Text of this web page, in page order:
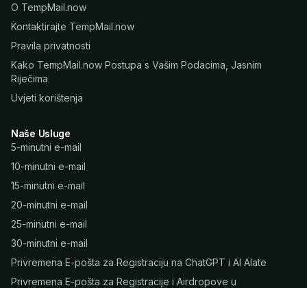
O TempMail.now
Kontaktirajte TempMail.now
Pravila privatnosti
Kako TempMail.now Postupa s Vašim Podacima, Jasnim
Riječima
Uvjeti korištenja
Naše Usluge
5-minutni e-mail
10-minutni e-mail
15-minutni e-mail
20-minutni e-mail
25-minutni e-mail
30-minutni e-mail
Privremena E-pošta za Registraciju na ChatGPT i AI Alate
Privremena E-pošta za Registracije i Airdropove u